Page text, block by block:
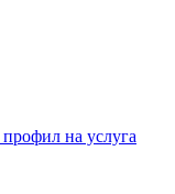
профил на услуга